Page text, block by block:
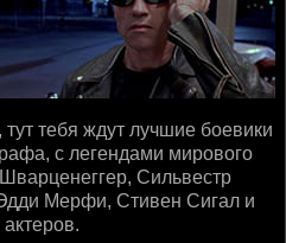
тебя ждут лучшие боевики
с легендами мирового
Сильвестр
Мерфи, Стивен Сигал и